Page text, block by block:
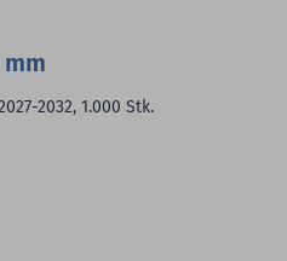
2032, 1.000 Stk.